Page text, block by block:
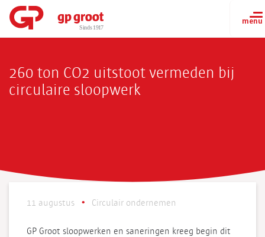
260 ton CO2 uitstoot vermeden bij
circulaire sloopwerk
11 augustus Circulair ondernemen
GP Groot sloopwerken en saneringen kreeg begin dit